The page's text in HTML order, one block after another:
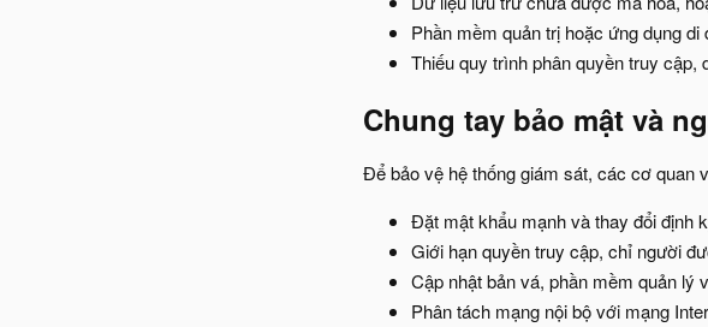
Phần mềm quản trị hoặc ứng dụng
Thiếu quy trình phân quyền truy cập,
Chung tay bảo mật và
Để bảo vệ hệ thống giám sát, các cơ quan
Đặt mật khẩu mạnh và thay đổi định
Giới hạn quyền truy cập, chỉ người
Cập nhật bản vá, phần mềm quản lý
Phân tách mạng nội bộ với mạng